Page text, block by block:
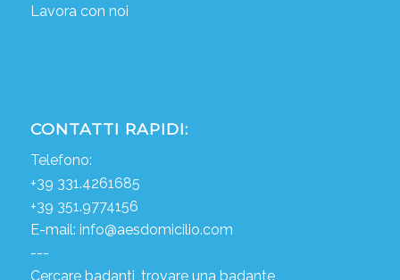
Lavora con noi
CONTATTI RAPIDI:
Telefono:
+39 331.4261685
+39 351.9774156
E-mail: info@aesdomicilio.com
---
Cercare badanti, trovare una badante